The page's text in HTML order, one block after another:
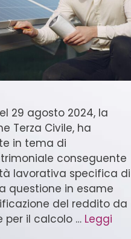
29 agosto 2024, la
Terza Civile, ha
in tema di
conseguente
lavorativa specifica di
questione in esame
del reddito da
per il calcolo … Leggi